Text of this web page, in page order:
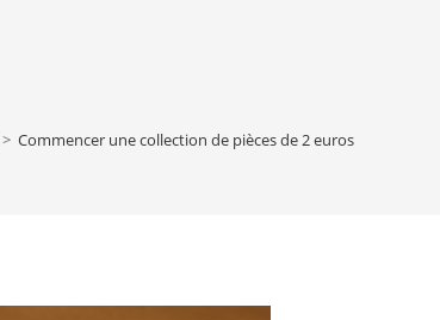
> Commencer une collection de pièces de 2 euros